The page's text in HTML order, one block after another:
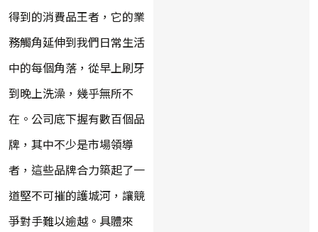
得到的消費品王者，它的業
務觸角延伸到我們日常生活
中的每個角落，從早上刷牙
到晚上洗澡，幾乎無所不
在。公司底下握有數百個品
牌，其中不少是市場領導
者，這些品牌合力築起了一
道堅不可摧的護城河，讓競
爭對手難以逾越。具體來